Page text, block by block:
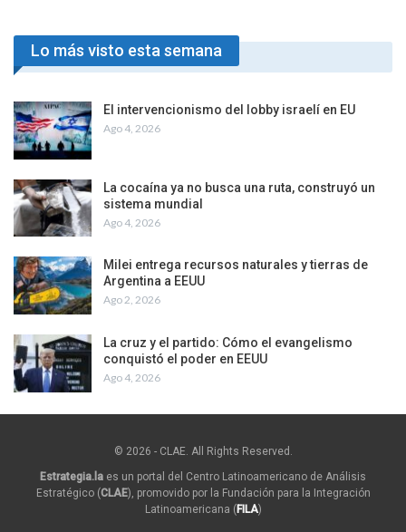
Lo más visto esta semana
El intervencionismo del lobby israelí en EU
Ago 4, 2026
La cocaína ya no busca una ruta, construyó un
sistema mundial
Ago 4, 2026
Milei entrega recursos naturales y tierras de
Argentina a EEUU
Ago 2, 2026
La cruz y el partido: Cómo el evangelismo
conquistó el poder en EEUU
Ago 4, 2026
© 2026 - CLAE. All Rights Reserved.
Estrategia.la es un portal del Centro Latinoamericano de Análisis
Estratégico (CLAE), promovido por la Fundación para la Integración
Latinoamericana (FILA)